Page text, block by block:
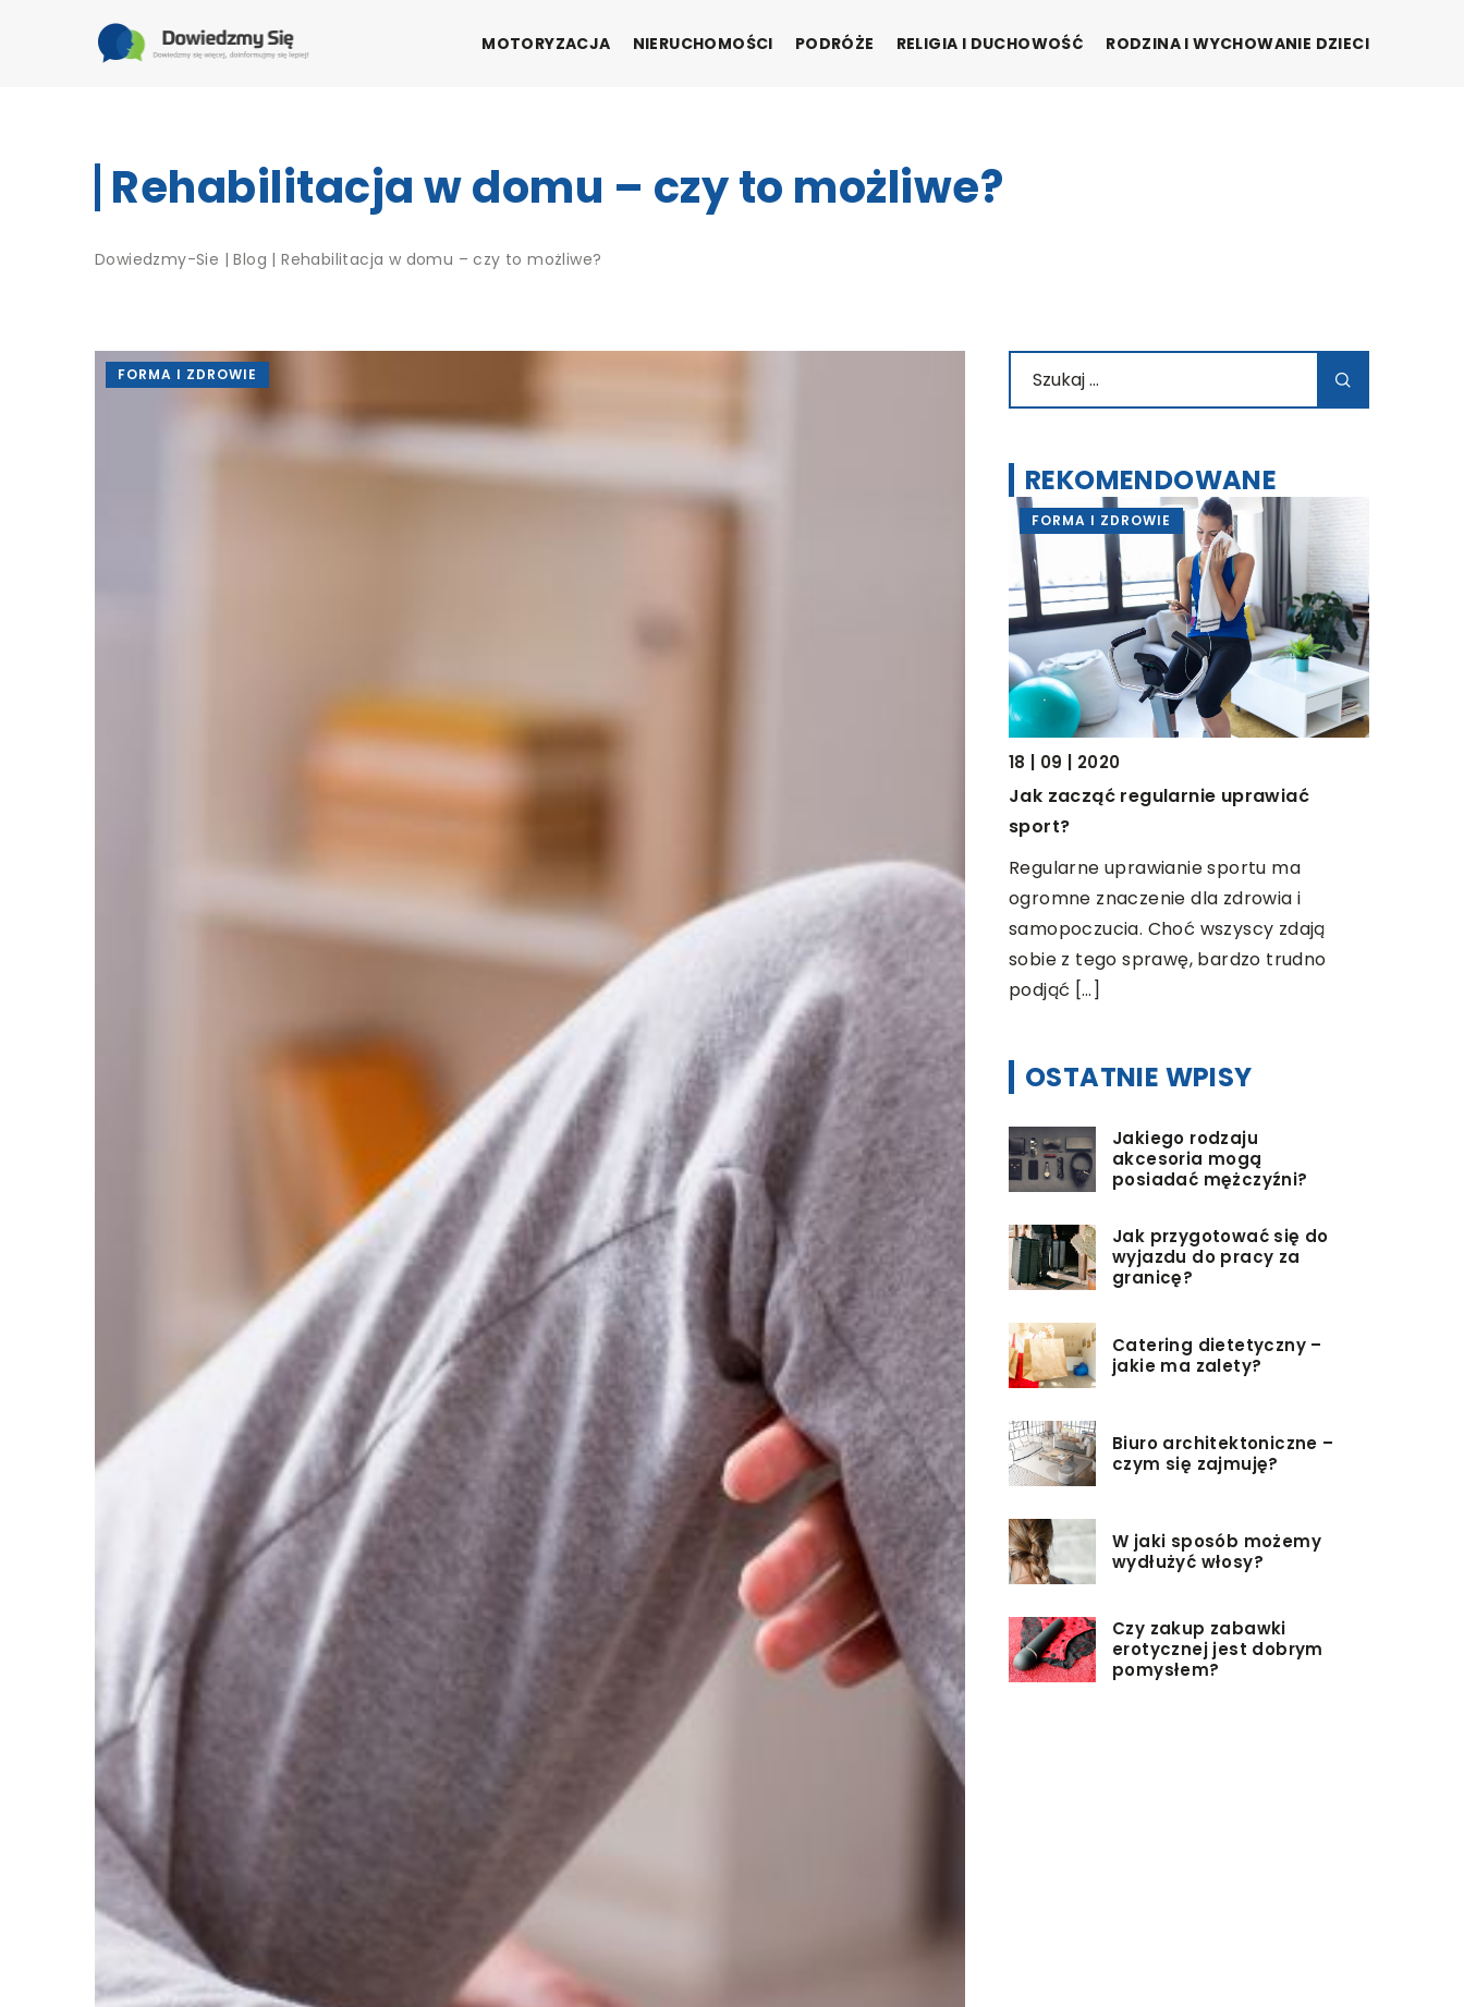
MOTORYZACJA NIERUCHOMOŚCI PODRÓŻE RELIGIA I DUCHOWOŚĆ RODZINA I WYCHOWANIE DZIECI
Rehabilitacja w domu – czy to możliwe?
Dowiedzmy-Sie |Blog |Rehabilitacja w domu – czy to możliwe?
FORMA I ZDROWIE
REKOMENDOWANE
Rodzaje grzejników
obecnie na rynku jest tak duża, że przy
wyborze możemy mieć spore dylematy
odnośnie tego, które rozwiązanie […]
Wynajem mieszkania to świetny pomysł
na stałe źródło dodatkowego dochodu.
Decydując się na ten krok trzeba
dopełnić szeregu formalności
związanych […]
FORMA I ZDROWIE
18 | 09 | 2020
Jak zacząć regularnie uprawiać
sport?
Regularne uprawianie sportu ma
ogromne znaczenie dla zdrowia i
samopoczucia. Choć wszyscy zdają
sobie z tego sprawę, bardzo trudno
podjąć […]
OSTATNIE WPISY
Jakiego rodzaju
akcesoria mogą
posiadać mężczyźni?
Jak przygotować się do
wyjazdu do pracy za
granicę?
Catering dietetyczny –
jakie ma zalety?
Biuro architektoniczne –
czym się zajmuję?
W jaki sposób możemy
wydłużyć włosy?
Czy zakup zabawki
erotycznej jest dobrym
pomysłem?